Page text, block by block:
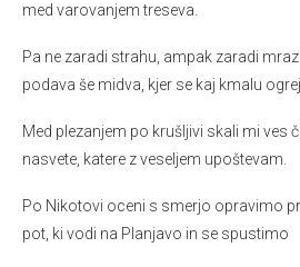
med varovanjem treseva.
Pa ne zaradi strahu, ampak zaradi
podava še midva, kjer se kaj kmalu
Med plezanjem po krušljivi skali mi ves
nasvete, katere z veseljem upoštevam.
Po Nikotovi oceni s smerjo opravimo
pot, ki vodi na Planjavo in se spustimo